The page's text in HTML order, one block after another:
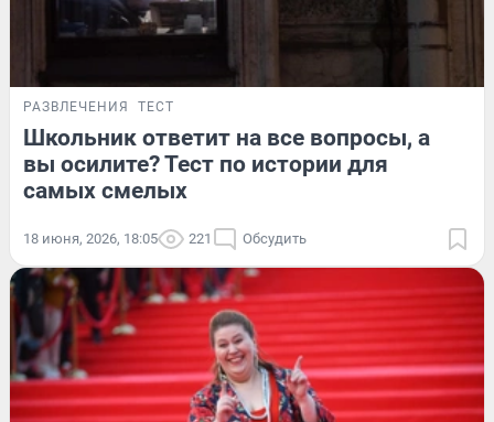
РАЗВЛЕЧЕНИЯ ТЕСТ
Школьник ответит на все вопросы, а
вы осилите? Тест по истории для
самых смелых
18 июня, 2026, 18:05 221 Обсудить